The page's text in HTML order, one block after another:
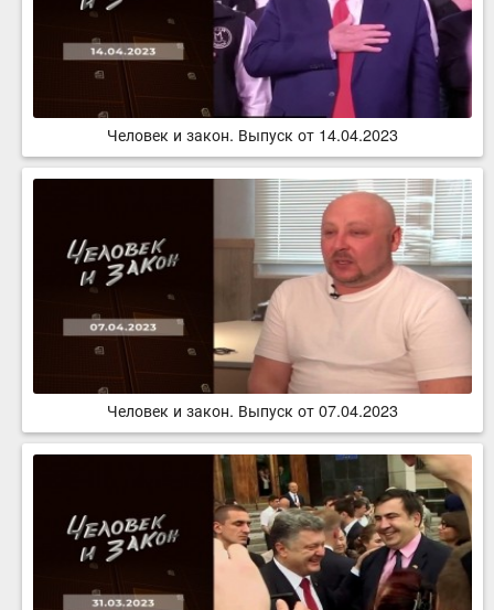
Человек и закон. Выпуск от 14.04.2023
Человек и закон. Выпуск от 07.04.2023